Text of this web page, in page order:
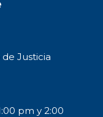
de Justicia
pm y 2:00